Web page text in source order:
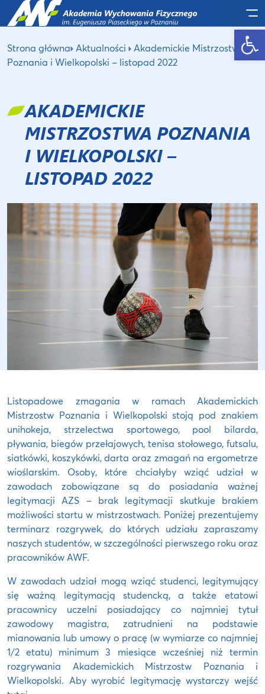
Otwórz pasek narzędzi
Strona główna Aktualności
Akademickie Mistrzostwa
Poznania i Wielkopolski – listopad 2022
AKADEMICKIE
MISTRZOSTWA POZNANIA
I WIELKOPOLSKI –
LISTOPAD 2022
Listopadowe zmagania w ramach Akademickich
Mistrzostw Poznania i Wielkopolski stoją pod znakiem
unihokeja, strzelectwa sportowego, pool bilarda,
pływania, biegów przełajowych, tenisa stołowego, futsalu,
siatkówki, koszykówki, darta oraz zmagań na ergometrze
wioślarskim. Osoby, które chciałyby wziąć udział w
zawodach zobowiązane są do posiadania ważnej
legitymacji AZS – brak legitymacji skutkuje brakiem
możliwości startu w mistrzostwach. Poniżej prezentujemy
terminarz rozgrywek, do których udziału zapraszamy
naszych studentów, w szczególności pierwszego roku oraz
pracowników AWF.
W zawodach udział mogą wziąć studenci, legitymujący
się ważną legitymacją studencką, a także etatowi
pracownicy uczelni posiadający co najmniej tytuł
zawodowy magistra, zatrudnieni na podstawie
mianowania lub umowy o pracę (w wymiarze co najmniej
1/2 etatu) minimum 3 miesiące wcześniej niż termin
rozgrywania Akademickich Mistrzostw Poznania i
Wielkopolski. Aby wyrobić legitymację wystarczy wejść